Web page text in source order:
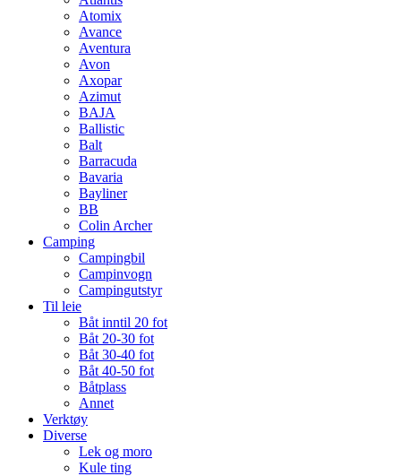
Atomix
Avance
Aventura
Avon
Axopar
Azimut
BAJA
Ballistic
Balt
Barracuda
Bavaria
Bayliner
BB
Colin Archer
Camping
Campingbil
Campinvogn
Campingutstyr
Til leie
Båt inntil 20 fot
Båt 20-30 fot
Båt 30-40 fot
Båt 40-50 fot
Båtplass
Annet
Verktøy
Diverse
Lek og moro
Kule ting